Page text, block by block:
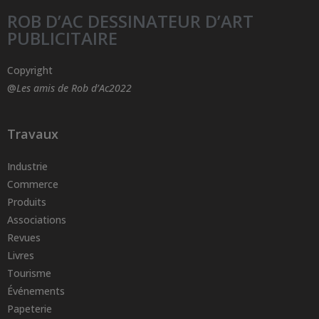
ROB D’AC DESSINATEUR D’ART
PUBLICITAIRE
Copyright
@Les amis de Rob d’Ac2022
Travaux
Industrie
Commerce
Produits
Associations
Revues
Livres
Tourisme
Événements
Papeterie